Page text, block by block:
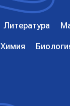
Литература
Химия